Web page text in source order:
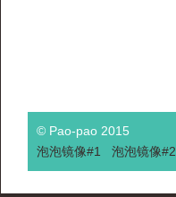
© Pao-pao 2015
泡泡镜像#1 泡泡镜像#2